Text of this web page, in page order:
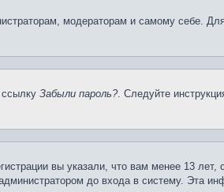
модераторам и самому себе.
Забыли пароль?. Следуйте
вы указали, что вам менее 13 лет,
до входа в систему. Эта